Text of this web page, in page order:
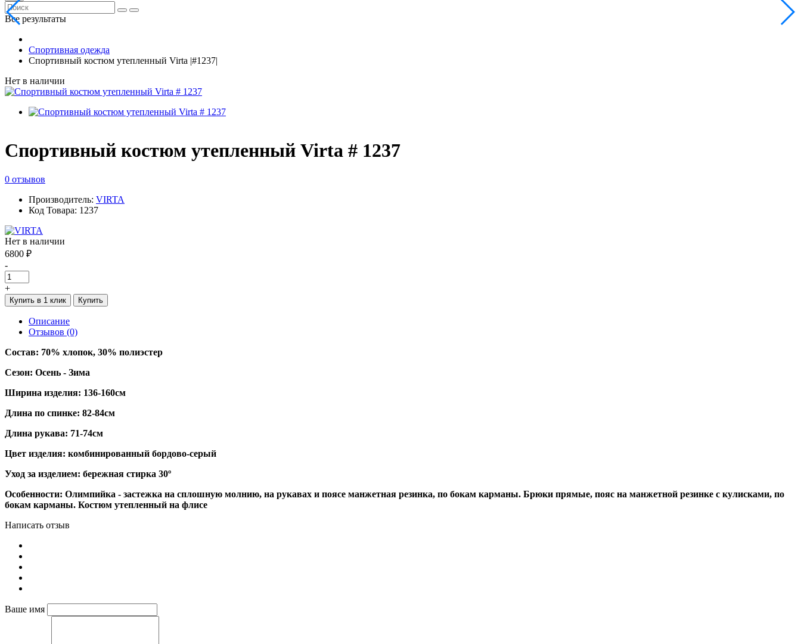
Все результаты
Спортивная одежда
Спортивный костюм утепленный Virta |#1237|
Нет в наличии
Спортивный костюм утепленный Virta # 1237
0 отзывов
Производитель: VIRTA
Код Товара: 1237
Нет в наличии
6800 ₽
-
+
Купить в 1 клик Купить
Описание
Отзывов (0)
Состав: 70% хлопок, 30% полиэстер
Сезон: Осень - Зима
Ширина изделия: 136-160см
Длина по спинке: 82-84см
Длина рукава: 71-74см
Цвет изделия: комбинированный бордово-серый
Уход за изделием: бережная стирка 30º
Особенности: Олимпийка - застежка на сплошную молнию, на рукавах и поясе манжетная резинка, по бокам карманы. Брюки прямые, пояс на манжетной резинке с кулисками, по
бокам карманы. Костюм утепленный на флисе
Написать отзыв
Ваше имя